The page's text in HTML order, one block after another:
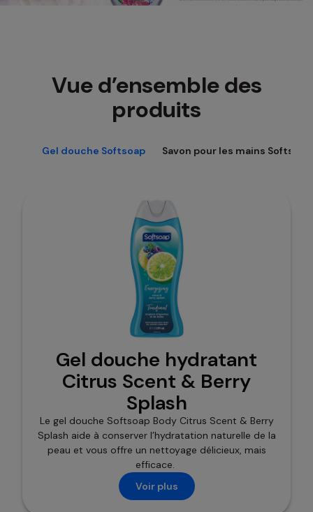
Vue d’ensemble des
produits
Gel douche Softsoap Savon pour les mains Softsoap
Gel douche hydratant
Citrus Scent & Berry
Splash
Le gel douche Softsoap Body Citrus Scent & Berry
Splash aide à conserver l’hydratation naturelle de la
peau et vous offre un nettoyage délicieux, mais
efficace.
Voir plus